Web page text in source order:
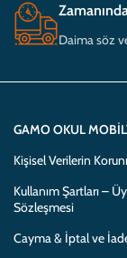
Daima söz
GAMO OKUL
Kişisel Verilerin
Kullanım Şartları –
Sözleşmesi
Cayma & İptal ve